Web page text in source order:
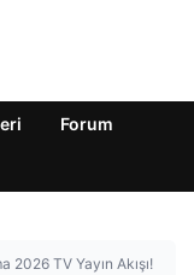
Forum
2026 TV Yayın Akışı!